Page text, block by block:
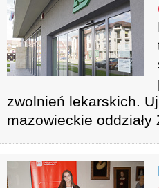
zwolnień lekarskich.
mazowieckie